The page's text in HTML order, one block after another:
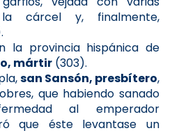
cárcel y, finalmente,
la provincia hispánica de
mártir (303).
san Sansón, presbítero,
que habiendo sanado
al emperador
que éste levantase un